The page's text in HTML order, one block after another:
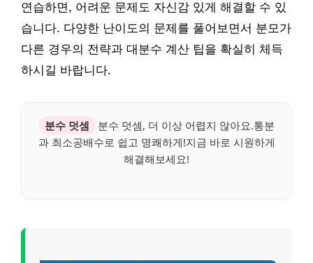
연습하면, 어려운 문제도 자신감 있게 해결할 수 있
습니다. 다양한 난이도의 문제를 풀어보면서 분모가
다른 경우의 전략과 대분수 계산 팁을 확실히 체득
하시길 바랍니다.
분수 덧셈
분수 덧셈, 더 이상 어렵지 않아요.통분
과 최소공배수로 쉽고 명쾌하게!지금 바로 시원하게
해결해보세요!